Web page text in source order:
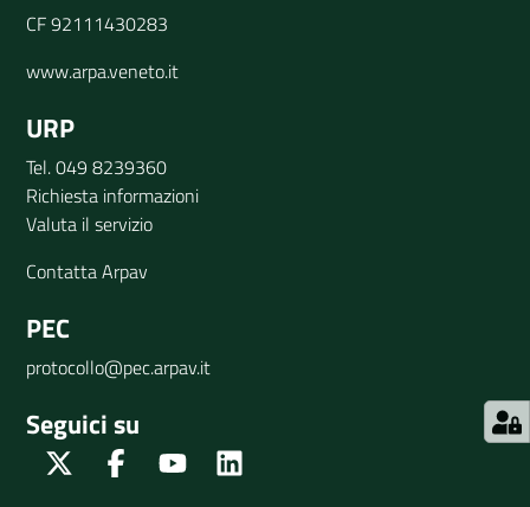
CF 92111430283
www.arpa.veneto.it
URP
Tel. 049 8239360
Richiesta informazioni
Valuta il servizio
Contatta Arpav
PEC
protocollo@pec.arpav.it
Seguici su
Twitter FacebookYoutube